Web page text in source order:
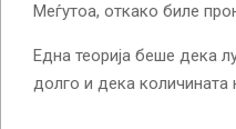
Меѓутоа, откако биле
Една теорија беше дека
долго и дека количината